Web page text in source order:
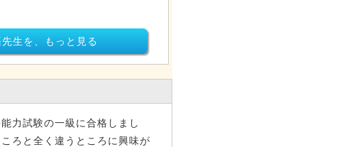
生を、もっと見る
力試験の一級に合格しまし
ろと全く違うところに興味が